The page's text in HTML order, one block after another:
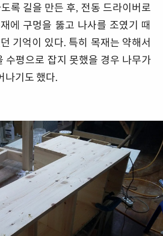
록 길을 만든 후, 전동 드라이버로
에 구멍을 뚫고 나사를 조였기 때
기억이 있다. 특히 목재는 약해서
수평으로 잡지 못했을 경우 나무가
나기도 했다.